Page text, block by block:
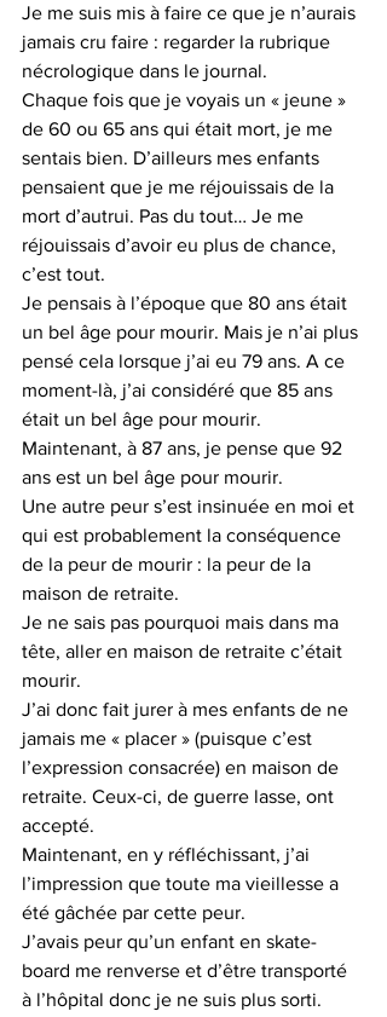
Je me suis mis à faire ce que je n’aurais
jamais cru faire : regarder la rubrique
nécrologique dans le journal.
Chaque fois que je voyais un « jeune »
de 60 ou 65 ans qui était mort, je me
sentais bien. D’ailleurs mes enfants
pensaient que je me réjouissais de la
mort d’autrui. Pas du tout… Je me
réjouissais d’avoir eu plus de chance,
c’est tout.
Je pensais à l’époque que 80 ans était
un bel âge pour mourir. Mais je n’ai plus
pensé cela lorsque j’ai eu 79 ans. A ce
moment-là, j’ai considéré que 85 ans
était un bel âge pour mourir.
Maintenant, à 87 ans, je pense que 92
ans est un bel âge pour mourir.
Une autre peur s’est insinuée en moi et
qui est probablement la conséquence
de la peur de mourir : la peur de la
maison de retraite.
Je ne sais pas pourquoi mais dans ma
tête, aller en maison de retraite c’était
mourir.
J’ai donc fait jurer à mes enfants de ne
jamais me « placer » (puisque c’est
l’expression consacrée) en maison de
retraite. Ceux-ci, de guerre lasse, ont
accepté.
Maintenant, en y réfléchissant, j’ai
l’impression que toute ma vieillesse a
été gâchée par cette peur.
J’avais peur qu’un enfant en skate-
board me renverse et d’être transporté
à l’hôpital donc je ne suis plus sorti.